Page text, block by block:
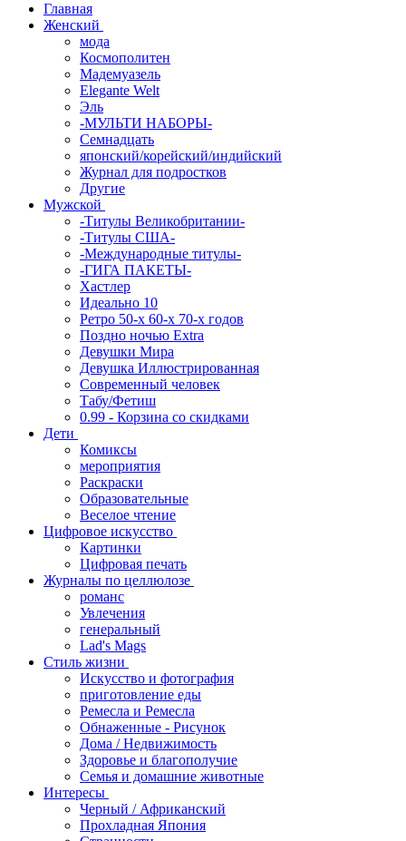
Главная
Женский
мода
Космополитен
Мадемуазель
Elegante Welt
Эль
-МУЛЬТИ НАБОРЫ-
Семнадцать
японский/корейский/индийский
Журнал для подростков
Другие
Мужской
-Титулы Великобритании-
-Титулы США-
-Международные титулы-
-ГИГА ПАКЕТЫ-
Хастлер
Идеально 10
Ретро 50-х 60-х 70-х годов
Поздно ночью Extra
Девушки Мира
Девушка Иллюстрированная
Современный человек
Табу/Фетиш
0.99 - Корзина со скидками
Дети
Комиксы
мероприятия
Раскраски
Образовательные
Веселое чтение
Цифровое искусство
Картинки
Цифровая печать
Журналы по целлюлозе
романс
Увлечения
генеральный
Lad's Mags
Стиль жизни
Искусство и фотография
приготовление еды
Ремесла и Ремесла
Обнаженные - Рисунок
Дома / Недвижимость
Здоровье и благополучие
Семья и домашние животные
Интересы
Черный / Африканский
Прохладная Япония